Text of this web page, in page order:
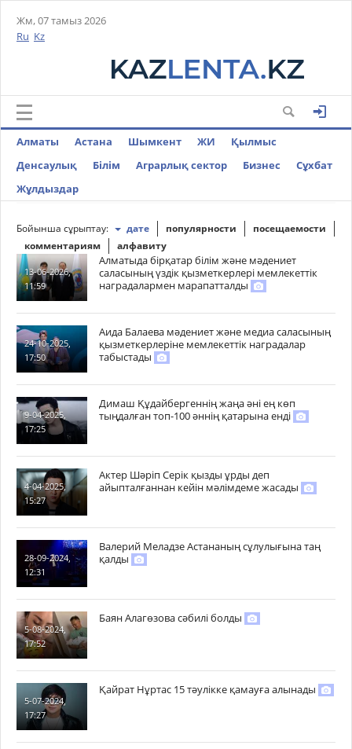
Жм, 07 тамыз 2026
Ru Kz
Алматы Астана Шымкент ЖИ
Қылмыс
Денсаулық
Білім Аграрлық сектор Бизнес
Cұхбат
Жұлдыздар
Бойынша сұрыптау: дате популярности
посещаемости
комментариям
алфавиту
13-06-2026,
11:59
Алматыда бірқатар білім және мәдениет
саласының үздік қызметкерлері мемлекеттік
наградалармен марапатталды
24-10-2025,
17:50
Аида Балаева мәдениет және медиа саласының
қызметкерлеріне мемлекеттік наградалар
табыстады
9-04-2025,
17:25
Димаш Құдайбергеннің жаңа әні ең көп
тыңдалған топ-100 әннің қатарына енді
4-04-2025,
15:27
Актер Шәріп Серік қызды ұрды деп
айыпталғаннан кейін мәлімдеме жасады
28-09-2024,
12:31
Валерий Меладзе Астананың сұлулығына таң
қалды
5-08-2024,
17:52
Баян Алагөзова сәбилі болды
5-07-2024,
17:27
Қайрат Нұртас 15 тәулікке қамауға алынады